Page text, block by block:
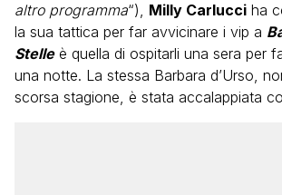
altro programma“), Milly Carlucci ha
la sua tattica per far avvicinare i vip a
Stelleè quella di ospitarli una sera per
una notte. La stessa Barbara d’Urso,
scorsa stagione, è stata accalappiata